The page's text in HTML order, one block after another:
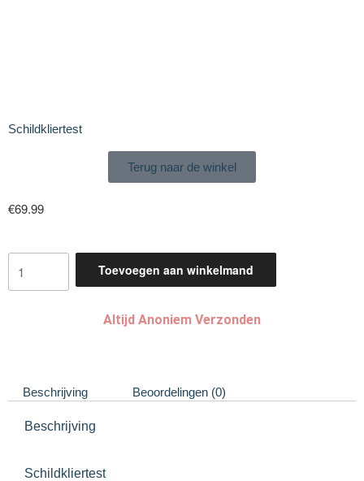
Schildkliertest
Terug naar de winkel
€69.99
Toevoegen aan winkelmand
Altijd Anoniem Verzonden
Beschrijving Beoordelingen (0)
Beschrijving
Schildkliertest